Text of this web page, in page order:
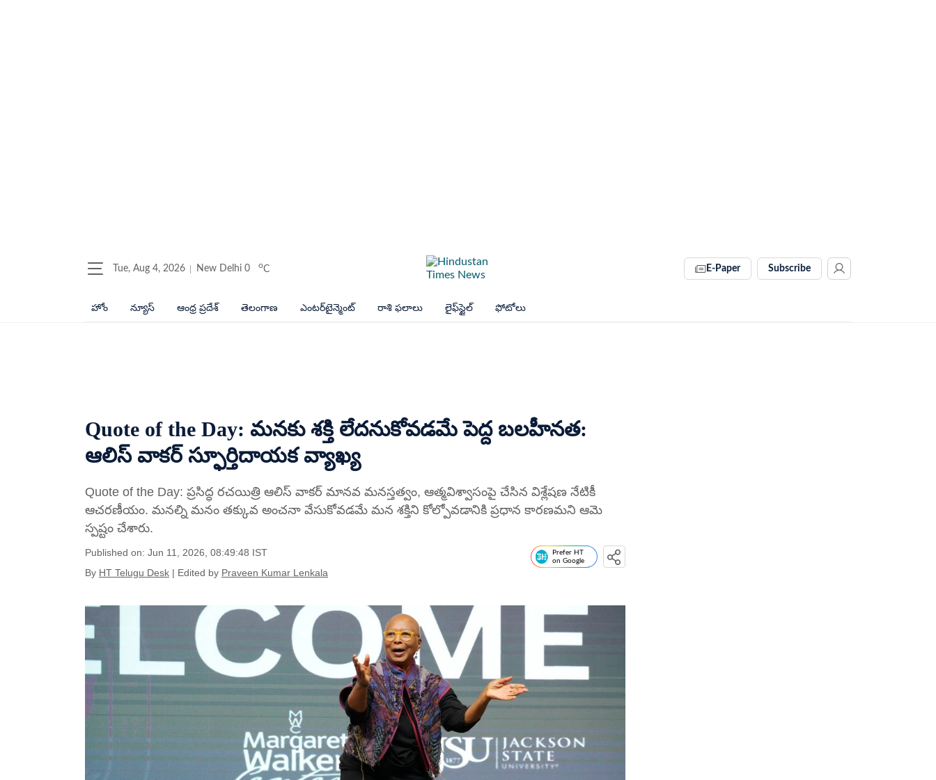
Tue, Aug 4, 2026 New Delhi 0 oC E-Paper Subscribe
హోం న్యూస్ ఆంధ్ర ప్రదేశ్ తెలంగాణ ఎంటర్‌టైన్మెంట్ రాశి ఫలాలు లైఫ్‌స్టైల్ ఫోటోలు
Quote of the Day: మనకు శక్తి లేదనుకోవడమే పెద్ద బలహీనత:
ఆలిస్ వాకర్ స్ఫూర్తిదాయక వ్యాఖ్య
Quote of the Day: ప్రసిద్ధ రచయిత్రి ఆలిస్ వాకర్ మానవ మనస్తత్వం, ఆత్మవిశ్వాసంపై చేసిన విశ్లేషణ నేటికీ
ఆచరణీయం. మనల్ని మనం తక్కువ అంచనా వేసుకోవడమే మన శక్తిని కోల్పోవడానికి ప్రధాన కారణమని ఆమె
స్పష్టం చేశారు.
Published on: Jun 11, 2026, 08:49:48 IST
By HT Telugu Desk | Edited by Praveen Kumar Lenkala
Prefer HT
on Google